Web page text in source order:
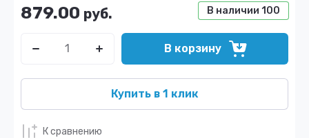
В наличии 100
879.00 руб.
В корзину
Купить в 1 клик
К сравнению